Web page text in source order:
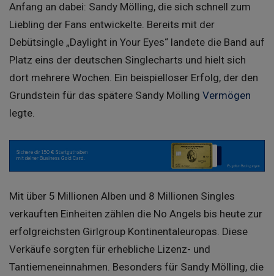
Anfang an dabei: Sandy Mölling, die sich schnell zum
Liebling der Fans entwickelte. Bereits mit der
Debütsingle „Daylight in Your Eyes“ landete die Band auf
Platz eins der deutschen Singlecharts und hielt sich
dort mehrere Wochen. Ein beispielloser Erfolg, der den
Grundstein für das spätere Sandy Mölling Vermögen
legte.
Mit über 5 Millionen Alben und 8 Millionen Singles
verkauften Einheiten zählen die No Angels bis heute zur
erfolgreichsten Girlgroup Kontinentaleuropas. Diese
Verkäufe sorgten für erhebliche Lizenz- und
Tantiemeneinnahmen. Besonders für Sandy Mölling, die